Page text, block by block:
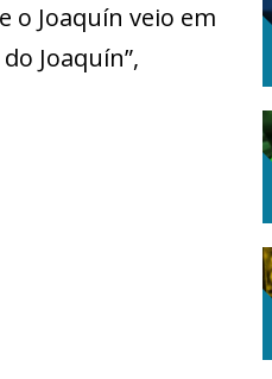
o Joaquín veio em
Joaquín”,